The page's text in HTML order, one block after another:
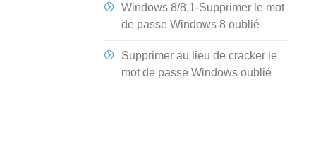
Windows 8/8.1-Supprimer le mot
de passe Windows 8 oublié
Supprimer au lieu de cracker le
mot de passe Windows oublié